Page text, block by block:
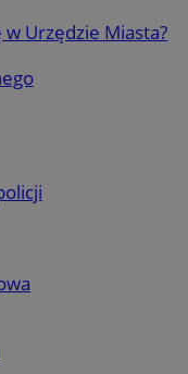
w Urzędzie Miasta?